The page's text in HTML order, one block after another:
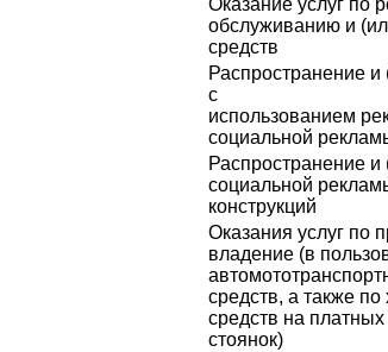
Оказание услуг по
обслуживанию и
средств
Распространение
с
использованием
социальной
Распространение
социальной
конструкций
Оказания услуг по
владение (в
средств, а также
средств на
стоянок)